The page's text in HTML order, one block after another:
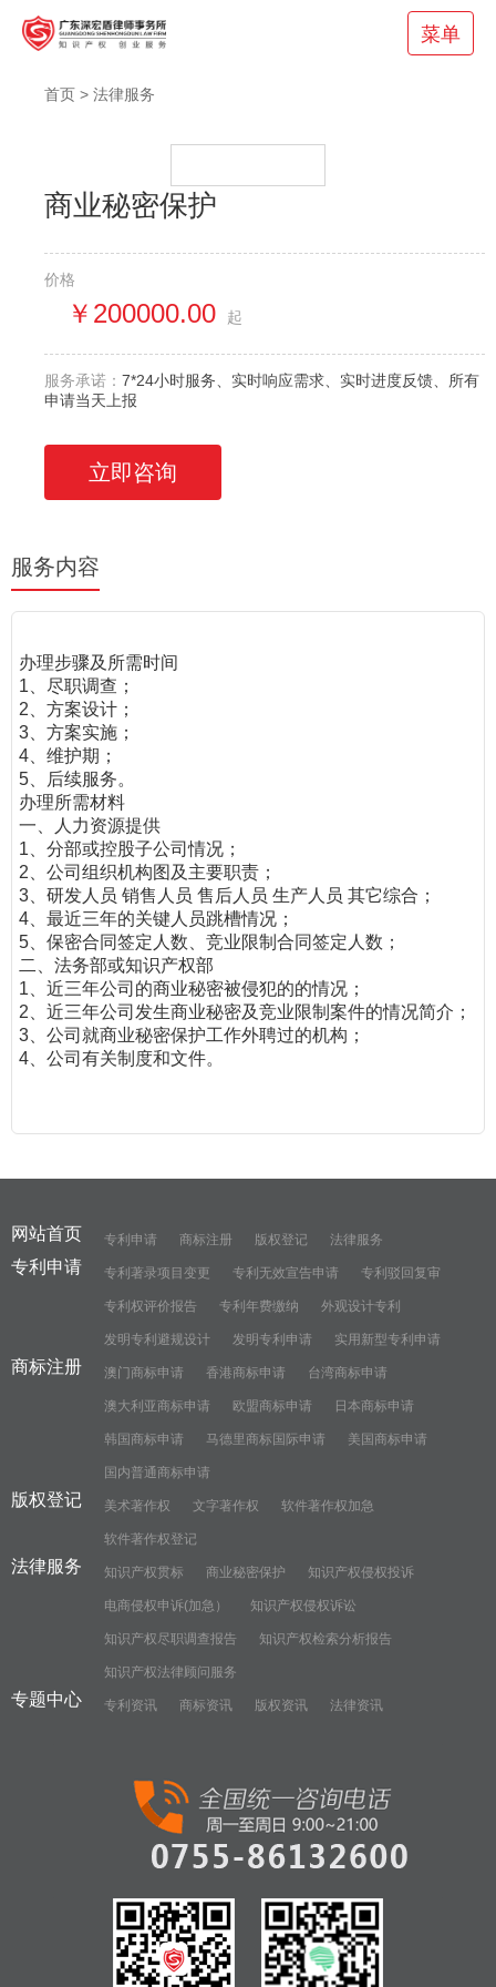
菜单
首页 > 法律服务
商业秘密保护
价格
￥200000.00 起
服务承诺： 7*24小时服务、实时响应需求、实时进度反馈、所有
申请当天上报
立即咨询
服务内容
办理步骤及所需时间
1、尽职调查；
2、方案设计；
3、方案实施；
4、维护期；
5、后续服务。
办理所需材料
一、人力资源提供
1、分部或控股子公司情况；
2、公司组织机构图及主要职责；
3、研发人员 销售人员 售后人员 生产人员 其它综合；
4、最近三年的关键人员跳槽情况；
5、保密合同签定人数、竞业限制合同签定人数；
二、法务部或知识产权部
1、近三年公司的商业秘密被侵犯的的情况；
2、近三年公司发生商业秘密及竞业限制案件的情况简介；
3、公司就商业秘密保护工作外聘过的机构；
4、公司有关制度和文件。
网站首页 专利申请 商标注册 版权登记 法律服务
专利申请 专利著录项目变更 专利无效宣告申请 专利驳回复审
专利权评价报告 专利年费缴纳 外观设计专利
发明专利避规设计 发明专利申请 实用新型专利申请
商标注册 澳门商标申请 香港商标申请 台湾商标申请
澳大利亚商标申请 欧盟商标申请 日本商标申请
韩国商标申请 马德里商标国际申请 美国商标申请
国内普通商标申请
版权登记 美术著作权 文字著作权 软件著作权加急
软件著作权登记
法律服务 知识产权贯标 商业秘密保护 知识产权侵权投诉
电商侵权申诉(加急） 知识产权侵权诉讼
知识产权尽职调查报告 知识产权检索分析报告
知识产权法律顾问服务
专题中心 专利资讯 商标资讯 版权资讯 法律资讯